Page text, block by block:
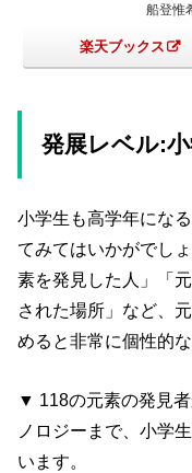
船登惟
楽天ブックス
発展レベル:
小学生も高学年にな
てみてはいかがでし
素を発見した人」「
された場所」など、
めると非常に個性的
▼ 118の元素の発見
ノロジーまで、小学
います。